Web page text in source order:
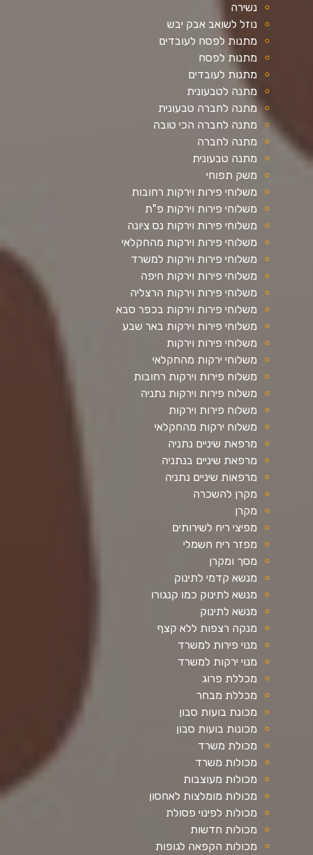
נשירה
נוזל לשואב אבק יבש
מתנות לפסח לעובדים
מתנות לפסח
מתנות לעובדים
מתנה לטבעונית
מתנה לחברה טבעונית
מתנה לחברה הכי טובה
מתנה לחברה
מתנה טבעונית
משק תפוחי
משלוחי פירות וירקות רחובות
משלוחי פירות וירקות פ"ת
משלוחי פירות וירקות נס ציונה
משלוחי פירות וירקות מהחקלאי
משלוחי פירות וירקות למשרד
משלוחי פירות וירקות חיפה
משלוחי פירות וירקות הרצליה
משלוחי פירות וירקות בכפר סבא
משלוחי פירות וירקות באר שבע
משלוחי פירות וירקות
משלוחי ירקות מהחקלאי
משלוח פירות וירקות רחובות
משלוח פירות וירקות נתניה
משלוח פירות וירקות
משלוח ירקות מהחקלאי
מרפאת שיניים נתניה
מרפאת שיניים בנתניה
מרפאות שיניים נתניה
מקרן להשכרה
מקרן
מפיצי ריח לשירותים
מפזר ריח חשמלי
מסך ומקרן
מנשא קדמי לתינוק
מנשא לתינוק כמו קנגורו
מנשא לתינוק
מנקה רצפות ללא קצף
מנוי פירות למשרד
מנוי ירקות למשרד
מכללת פרוג
מכללת מבחר
מכונת בועות סבון
מכונות בועות סבון
מכולת משרד
מכולות משרד
מכולות מעוצבות
מכולות מומלצות לאחסון
מכולות לפינוי פסולת
מכולות חדשות
מכולות הקפאה לגופות